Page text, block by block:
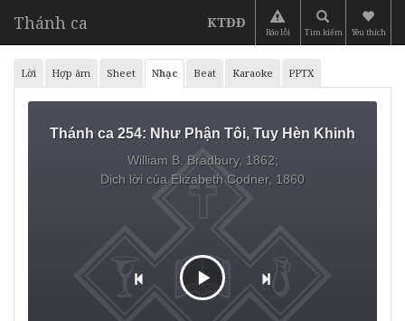
Thánh ca KTĐĐ
Báo lỗi Tìm kiếm Yêu thích
Lời Hợp âm Sheet Nhạc Beat Karaoke PPTX
Thánh ca 254: Như Phận Tôi, Tuy Hèn Khinh
William B. Bradbury, 1862;
Dịch lời của Elizabeth Codner, 1860